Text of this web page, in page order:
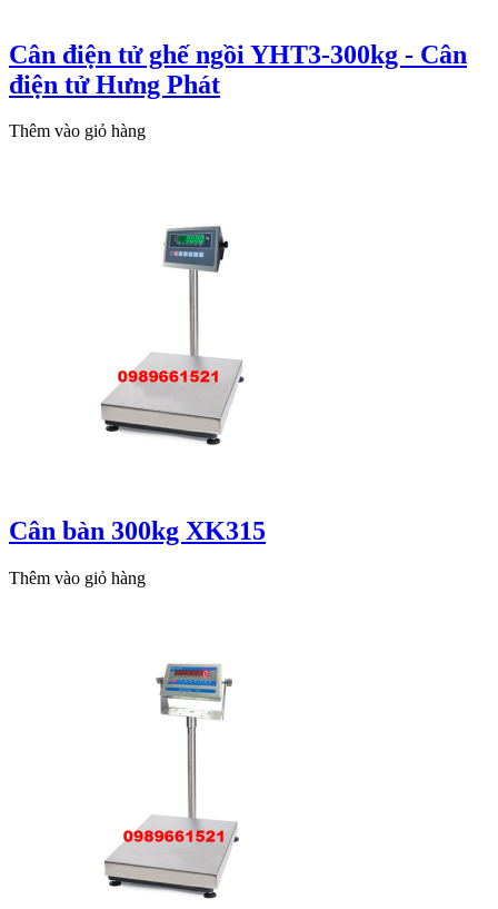
Cân điện tử ghế ngồi YHT3-300kg - Cân
điện tử Hưng Phát
Thêm vào giỏ hàng
Cân bàn 300kg XK315
Thêm vào giỏ hàng